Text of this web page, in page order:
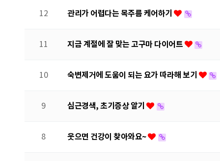
12 관리가 어렵다는 목주름 케어하기
11 지금 계절에 잘 맞는 고구마 다이어트
10 숙변제거에 도움이 되는 요가 따라해 보기
9 심근경색, 초기증상 알기
8 웃으면 건강이 찾아와요~